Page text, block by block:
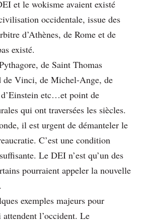
et le wokisme avaient existé
occidentale, issue des
d’Athènes, de Rome et de
existé.
de Saint Thomas
de Vinci, de Michel-Ange, de
etc…et point de
qui ont traversées les siècles.
il est urgent de démanteler le
C’est une condition
Le DEI n’est qu’un des
pourraient appeler la nouvelle
exemples majeurs pour
l’occident. Le